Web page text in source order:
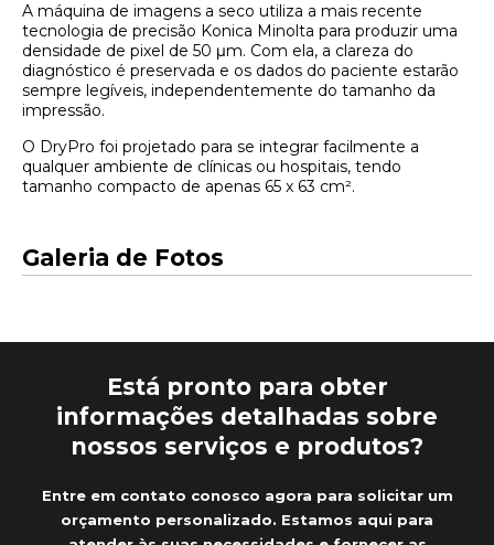
A máquina de imagens a seco utiliza a mais recente
tecnologia de precisão Konica Minolta para produzir uma
densidade de pixel de 50 μm. Com ela, a clareza do
diagnóstico é preservada e os dados do paciente estarão
sempre legíveis, independentemente do tamanho da
impressão.
O DryPro foi projetado para se integrar facilmente a
qualquer ambiente de clínicas ou hospitais, tendo
tamanho compacto de apenas 65 x 63 cm².
Galeria de Fotos
Está pronto para obter
informações detalhadas sobre
nossos serviços e produtos?
Entre em contato conosco agora para solicitar um
orçamento personalizado. Estamos aqui para